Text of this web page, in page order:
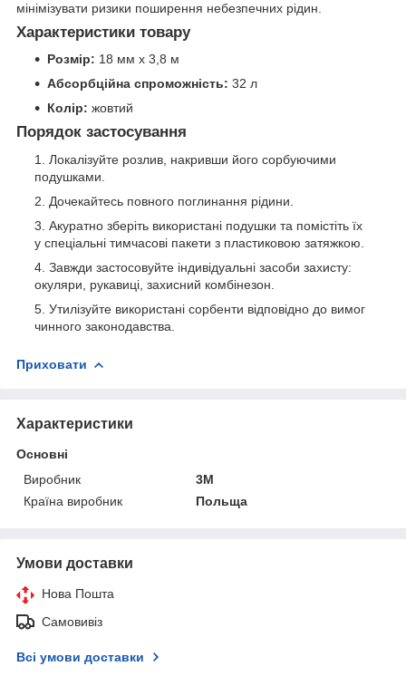
мінімізувати ризики поширення небезпечних рідин.
Характеристики товару
Розмір: 18 мм х 3,8 м
Абсорбційна спроможність: 32 л
Колір: жовтий
Порядок застосування
Локалізуйте розлив, накривши його сорбуючими
подушками.
Дочекайтесь повного поглинання рідини.
Акуратно зберіть використані подушки та помістіть їх
у спеціальні тимчасові пакети з пластиковою затяжкою.
Завжди застосовуйте індивідуальні засоби захисту:
окуляри, рукавиці, захисний комбінезон.
Утилізуйте використані сорбенти відповідно до вимог
чинного законодавства.
Приховати
Характеристики
Основні
Виробник
3М
Країна виробник
Польща
Умови доставки
Нова Пошта
Самовивіз
Всі умови доставки